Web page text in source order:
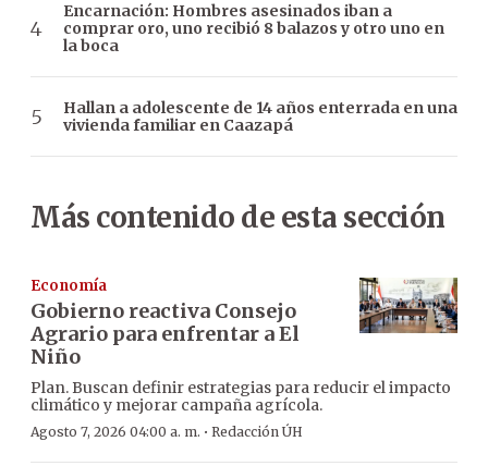
Encarnación: Hombres asesinados iban a
comprar oro, uno recibió 8 balazos y otro uno en
la boca
Hallan a adolescente de 14 años enterrada en una
vivienda familiar en Caazapá
Más contenido de esta sección
Economía
Gobierno reactiva Consejo
Agrario para enfrentar a El
Niño
Plan. Buscan definir estrategias para reducir el impacto
climático y mejorar campaña agrícola.
Agosto 7, 2026 04:00 a. m. · Redacción ÚH